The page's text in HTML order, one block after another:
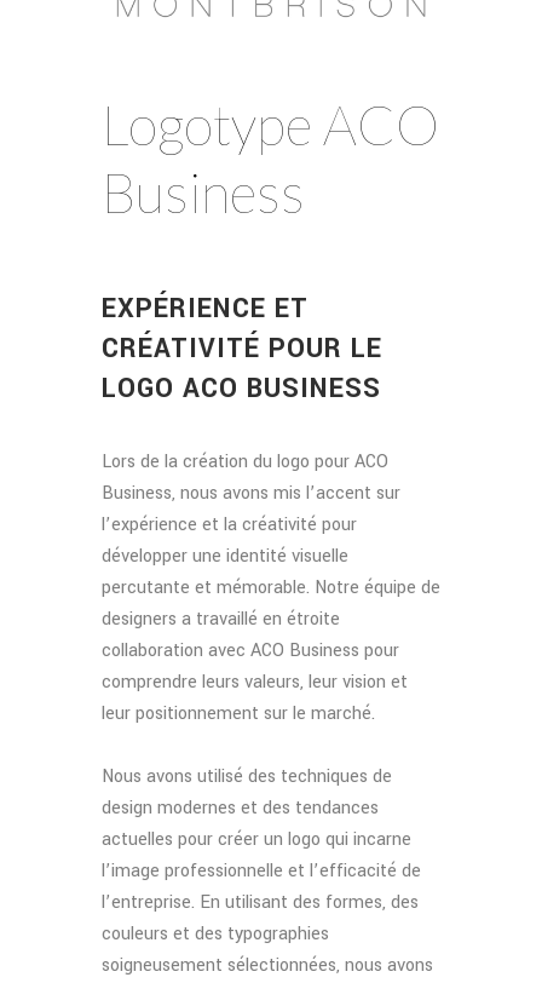
Logotype ACO
Business
EXPÉRIENCE ET
CRÉATIVITÉ POUR LE
LOGO ACO BUSINESS
Lors de la création du logo pour ACO
Business, nous avons mis l’accent sur
l’expérience et la créativité pour
développer une identité visuelle
percutante et mémorable. Notre équipe de
designers a travaillé en étroite
collaboration avec ACO Business pour
comprendre leurs valeurs, leur vision et
leur positionnement sur le marché.
Nous avons utilisé des techniques de
design modernes et des tendances
actuelles pour créer un logo qui incarne
l’image professionnelle et l’efficacité de
l’entreprise. En utilisant des formes, des
couleurs et des typographies
soigneusement sélectionnées, nous avons